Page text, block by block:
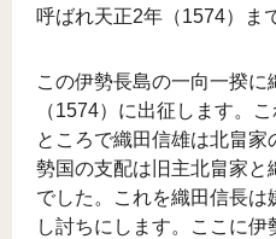
呼ばれ天正2年（1574）ま
この伊勢長島の一向一揆に
（1574）に出征します。
ところで織田信雄は北畠
勢国の支配は旧主北畠家
でした。これを織田信長
し討ちにします。ここに